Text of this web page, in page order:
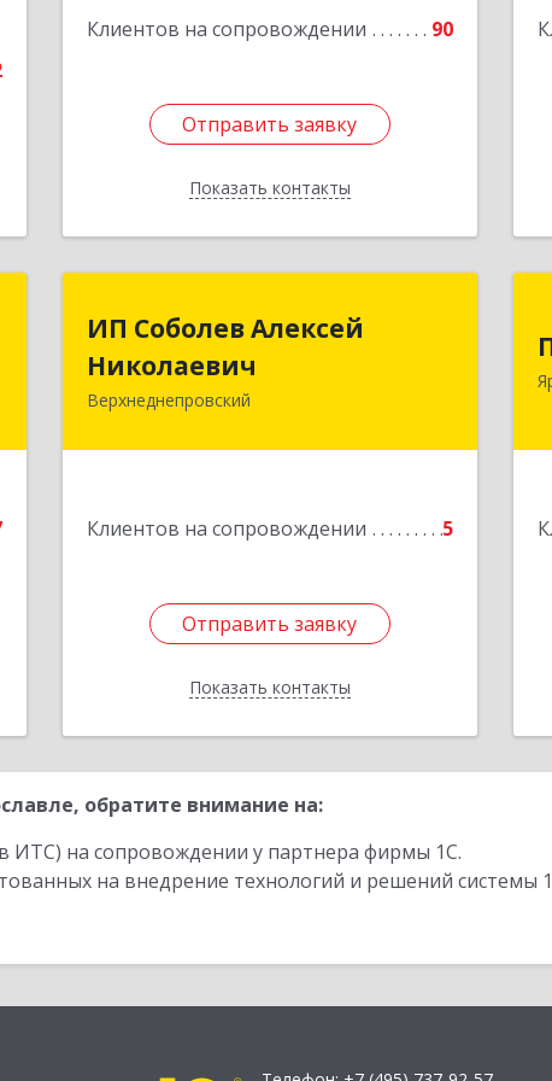
Клиентов на сопровождении 90
Отправить заявку
Показать контакты
Отправить заявку
Назад
ИП Соболев Алексей
Николаевич
Верхнеднепровский
Клиентов на сопровождении 5
Отправить заявку
Показать контакты
ИП Соболев Алексей
Николаевич
Отправить заявку
Назад
обратите внимание на:
ИТС) на сопровождении у партнера фирмы 1С.
на внедрение технологий и решений системы